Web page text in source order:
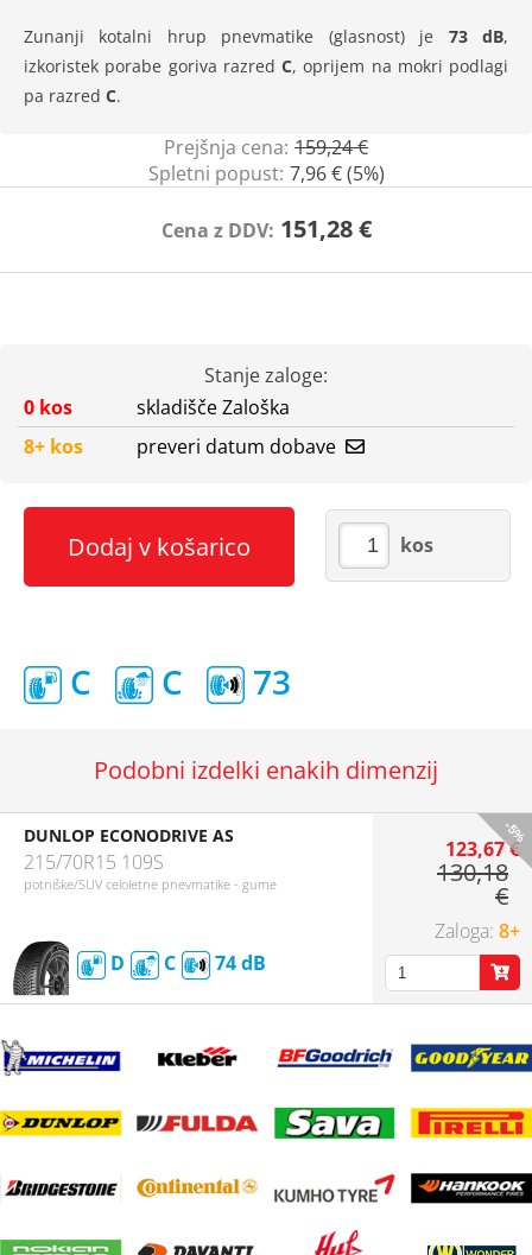
Zunanji kotalni hrup pnevmatike (glasnost) je 73 dB,
izkoristek porabe goriva razred C, oprijem na mokri podlagi
pa razred C.
Prejšnja cena: 159,24 €
Spletni popust: 7,96 € (5%)
Cena z DDV: 151,28 €
Stanje zaloge:
0 kos
skladišče Zaloška
8+ kos
preveri datum dobave
Dodaj v košarico kos
C C 73
Podobni izdelki enakih dimenzij
-5%
DUNLOP ECONODRIVE AS
215/70R15 109S
potniške/SUV celoletne pnevmatike - gume
D C 74
123,67 €
130,18
€
8+